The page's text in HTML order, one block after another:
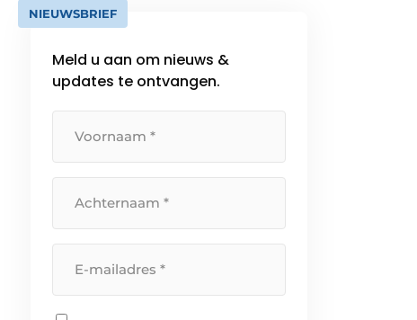
NIEUWSBRIEF
Meld u aan om nieuws &
updates te ontvangen.